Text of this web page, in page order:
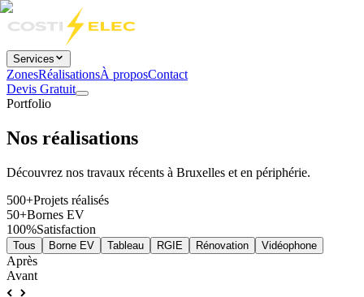
Services
ZonesRéalisationsÀ proposContact
Devis Gratuit
Portfolio
Nos réalisations
Découvrez nos travaux récents à Bruxelles et en périphérie.
500+Projets réalisés
50+Bornes EV
100%Satisfaction
Tous Borne EV Tableau RGIE Rénovation Vidéophone
Après
Avant